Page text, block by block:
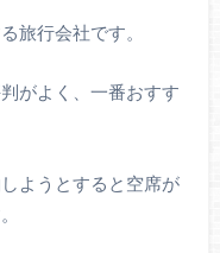
旅行会社です。
がよく、一番おすす
ようとすると空席が